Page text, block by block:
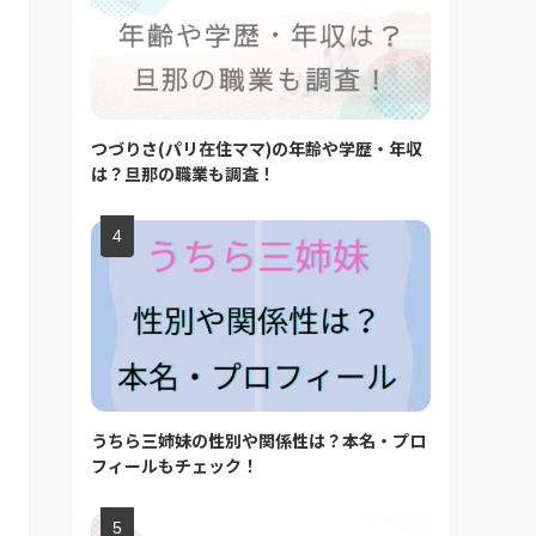
つづりさ(パリ在住ママ)の年齢や学歴・年収
は？旦那の職業も調査！
うちら三姉妹の性別や関係性は？本名・プロ
フィールもチェック！